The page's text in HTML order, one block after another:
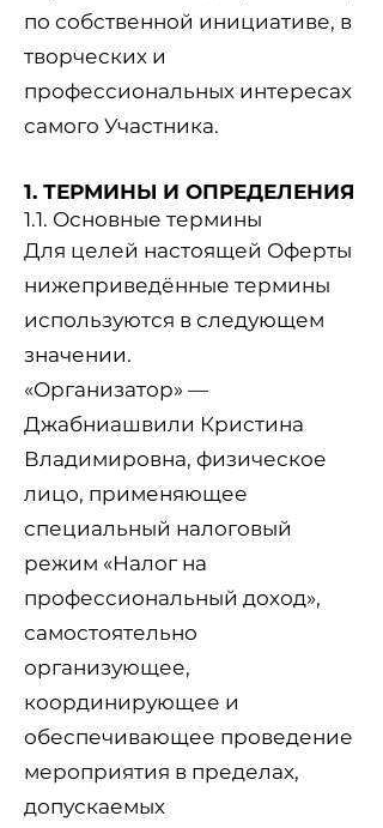
по собственной инициативе, в
творческих и
профессиональных интересах
самого Участника.
1. ТЕРМИНЫ И ОПРЕДЕЛЕНИЯ
1.1. Основные термины
Для целей настоящей Оферты
нижеприведённые термины
используются в следующем
значении.
«Организатор» —
Джабниашвили Кристина
Владимировна, физическое
лицо, применяющее
специальный налоговый
режим «Налог на
профессиональный доход»,
самостоятельно
организующее,
координирующее и
обеспечивающее проведение
мероприятия в пределах,
допускаемых